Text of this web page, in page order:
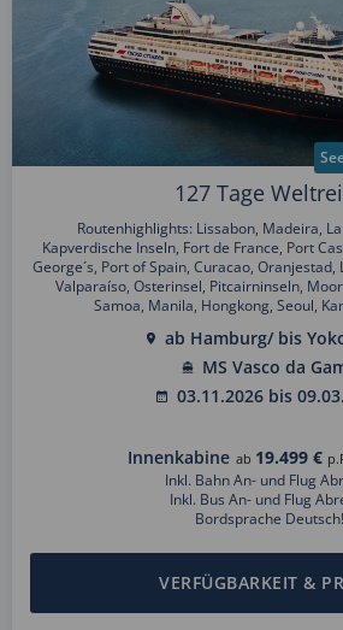
127 Tage
Routenhighlights: Lissabon, Madeira,
Kapverdische Inseln, Fort de France, Port
George´s, Port of Spain, Curacao,
Valparaíso, Osterinsel, Pitcairninseln,
Samoa, Manila, Hongkong, Seoul,
ab Hamburg/ bis
MS Vasco da
03.11.2026 bis
Innenkabine ab 19.499 €
Inkl. Bahn An- und Flug
Inkl. Bus An- und Flug
Bordsprache Deutsch!
VERFÜGBARKEIT &